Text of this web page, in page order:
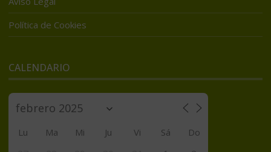
Política de Cookies
CALENDARIO
Lu Ma Mi Ju Vi Sá Do